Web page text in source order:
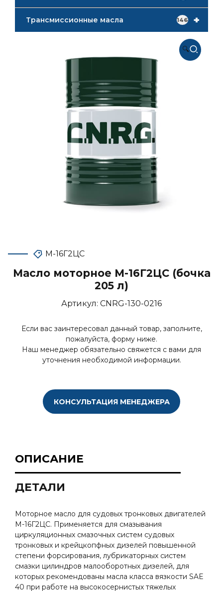
+
Трансмиссионные масла 146
🔍
М-16Г2ЦС
Масло моторное М-16Г2ЦС (бочка
205 л)
Артикул: CNRG-130-0216
Если вас заинтересовал данный товар, заполните,
пожалуйста, форму ниже.
Наш менеджер обязательно свяжется с вами для
уточнения необходимой информации.
КОНСУЛЬТАЦИЯ МЕНЕДЖЕРА
ОПИСАНИЕ
ДЕТАЛИ
Моторное масло для судовых тронковых двигателей
М-16Г2ЦС. Применяется для смазывания
циркуляционных смазочных систем судовых
тронковых и крейцкопфных дизелей повышенной
степени форсирования, лубрикаторных систем
смазки цилиндров малооборотных дизелей, для
которых рекомендованы масла класса вязкости SAE
40 при работе на высокосернистых тяжелых